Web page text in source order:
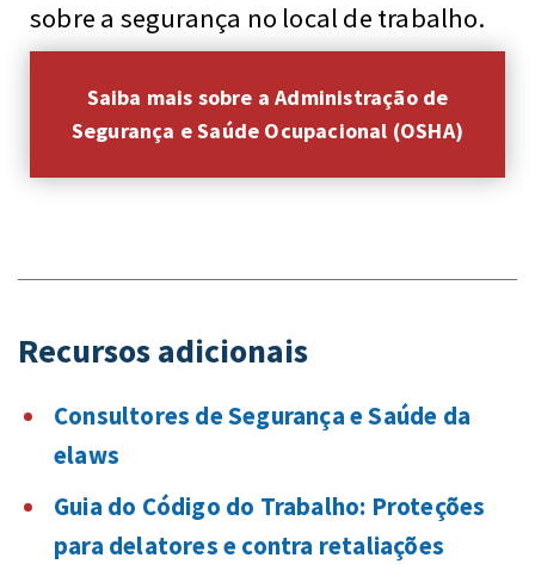
sobre a segurança no local de trabalho.
Saiba mais sobre a Administração de
Segurança e Saúde Ocupacional (OSHA)
Recursos adicionais
Consultores de Segurança e Saúde da
elaws
Guia do Código do Trabalho: Proteções
para delatores e contra retaliações